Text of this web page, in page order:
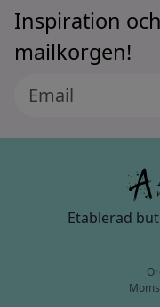
Inspiration
mailkorgen!
Etablerad